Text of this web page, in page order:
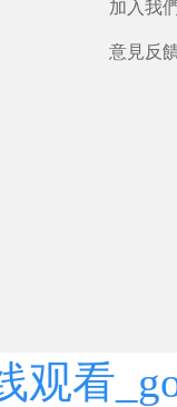
加入我
意見反
观看